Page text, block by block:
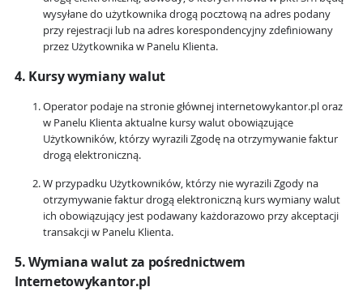
wysyłane do użytkownika drogą pocztową na adres podany
przy rejestracji lub na adres korespondencyjny zdefiniowany
przez Użytkownika w Panelu Klienta.
4. Kursy wymiany walut
Operator podaje na stronie głównej internetowykantor.pl oraz
w Panelu Klienta aktualne kursy walut obowiązujące
Użytkowników, którzy wyrazili Zgodę na otrzymywanie faktur
drogą elektroniczną.
W przypadku Użytkowników, którzy nie wyrazili Zgody na
otrzymywanie faktur drogą elektroniczną kurs wymiany walut
ich obowiązujący jest podawany każdorazowo przy akceptacji
transakcji w Panelu Klienta.
5. Wymiana walut za pośrednictwem
Internetowykantor.pl